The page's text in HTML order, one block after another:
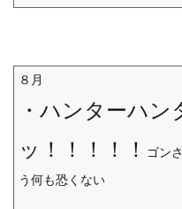
８月
・ハンターハン
ッ！！！！！
ゴン
う何も恐くない